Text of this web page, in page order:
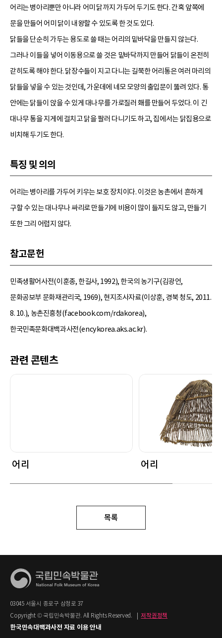
어리는 병아리뿐만 아니라 어미 닭까지 가두어 두기도 한다. 간혹 앞쪽에
문을 만들어 어미 닭이 내왕할 수 있도록 한 것도 있다.
닭들을 단순히 가두는 용도로 쓸 때는 어리의 밑바닥을 만들지 않는다.
그러나 이들을 넣어 이동용으로 쓸 것은 밑바닥까지 만들어 닭들이 온전히
갇히도록 해야 한다. 닭장수들이 지고 다니는 길쭉한 어리통은 여러 마리의
닭들을 넣을 수 있는 것인데, 가운데에 네모 모양의 출입문이 뚫려 있다. 통
안에는 닭들이 앉을 수 있게 대나무를 가로질러 홰를 만들어 두었다. 이 긴
대나무 통을 지게에 걸치고 닭을 팔러 다니기도 하고, 집에서는 닭집용으로
비치해 두기도 한다.
특징 및 의의
어리는 병아리를 가두어 키우는 보호 장치이다. 이것은 농촌에서 흔하게
구할 수 있는 대나무나 싸리로 만들기에 비용이 많이 들지도 않고, 만들기
또한 그리 어렵지 않다.
참고문헌
민족생활어사전(이훈종, 한길사, 1992), 한국의 농기구(김광언,
문화공보부 문화재관리국, 1969), 현지조사자료(이상훈, 경북 청도, 2011.
8. 10.), 농촌진흥청(facebook.com/rdakorea),
한국민족문화대백과사전(encykorea.aks.ac.kr).
관련 콘텐츠
어리 어리
목록
03045 서울시 종로구 삼청로 37
Copyright © 국립민속박물관. All Rights Reserved.
저작권정책
한국민속대백과사전 자료 이용 안내